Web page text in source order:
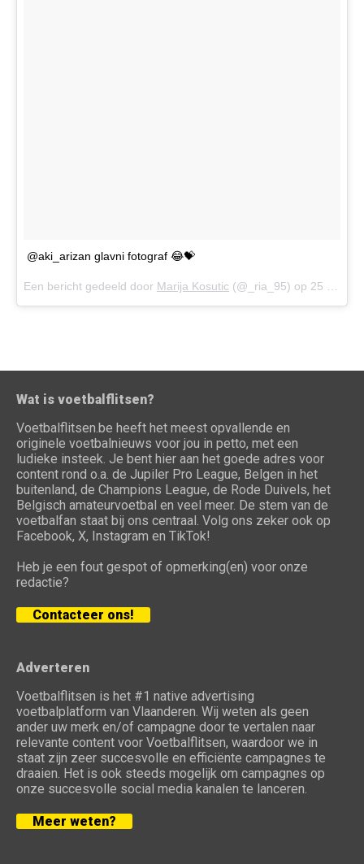
@aki_arizan glavni fotograf 😂💝
Een bericht gedeeld door Marija Kosutic (@_ria_95) op 25 Jun 2016 om 8:49 (PDT)
Wat is voetbalflitsen?
Voetbalflitsen.be heeft het meest opvallende en
originele voetbalnieuws voor jou in petto, met een
ludieke insteek. Je bent hier aan het goede adres voor
content rond o.a. de Jupiler Pro League, Belgen in het
buitenland, de Champions League, de Rode Duivels, het
Belgisch amateurvoetbal en veel meer. De stem van de
voetbalfan staat bij ons centraal. Volg ons zeker ook op
Facebook, X, Instagram en TikTok!
Heb je een fout gespot of opmerking(en) voor onze
redactie?
Contacteer ons!
Adverteren
Voetbalflitsen is het #1 native advertising
voetbalplatform van Vlaanderen. Wij weten als geen
ander uw merk en/of campagne door te vertalen naar
relevante content voor Voetbalflitsen, waardoor we in
staat zijn zeer succesvolle en efficiënte campagnes te
draaien. Het is ook steeds mogelijk om campagnes op
onze succesvolle social media kanalen te lanceren.
Meer weten?